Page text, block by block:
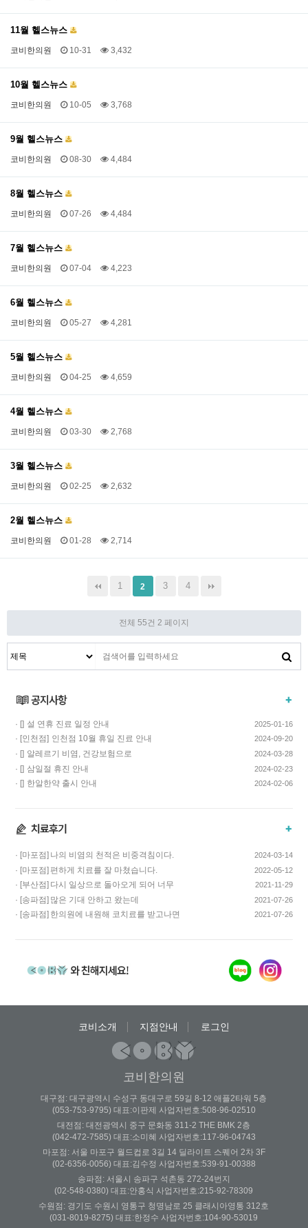
11월 헬스뉴스
코비한의원 10-31 3,432
10월 헬스뉴스
코비한의원 10-05 3,768
9월 헬스뉴스
코비한의원 08-30 4,484
8월 헬스뉴스
코비한의원 07-26 4,484
7월 헬스뉴스
코비한의원 07-04 4,223
6월 헬스뉴스
코비한의원 05-27 4,281
5월 헬스뉴스
코비한의원 04-25 4,659
4월 헬스뉴스
코비한의원 03-30 2,768
3월 헬스뉴스
코비한의원 02-25 2,632
2월 헬스뉴스
코비한의원 01-28 2,714
1 2 3 4
전체 55건 2 페이지
· [] 설 연휴 진료 일정 안내 2025-01-16
· [인천점] 인천점 10월 휴일 진료 안내 2024-09-20
· [] 알레르기 비염, 건강보험으로
치료하고 비용…
2024-03-28
· [] 삼일절 휴진 안내 2024-02-23
· [] 한알한약 출시 안내 2024-02-06
· [마포점] 나의 비염의 천적은 비중격침이다. 2024-03-14
· [마포점]편하게 치료를 잘 마쳤습니다. 2022-05-12
· [부산점] 다시 일상으로 돌아오게 되어 너무
기쁩니다…
2021-11-29
· [송파점] 많은 기대 안하고 왔는데
코스요리처럼 이어…
2021-07-26
· [송파점] 한의원에 내원해 코치료를 받고나면
2021-07-26
코비소개 지점안내 로그인
코비한의원
대구점: 대구광역시 수성구 동대구로 59길 8-12 애플2타워 5층
(053-753-9795) 대표:이판제 사업자번호:508-96-02510
대전점: 대전광역시 중구 문화동 311-2 THE BMK 2층
(042-472-7585) 대표:소미혜 사업자번호:117-96-04743
마포점: 서울 마포구 월드컵로 3길 14 딜라이트 스퀘어 2차 3F
(02-6356-0056) 대표:김수정 사업자번호:539-91-00388
송파점: 서울시 송파구 석촌동 272-24번지
(02-548-0380) 대표:안홍식 사업자번호:215-92-78309
수원점: 경기도 수원시 영통구 청명남로 25 클래시아영통 312호
(031-8019-8275) 대표:한정수 사업자번호:104-90-53019